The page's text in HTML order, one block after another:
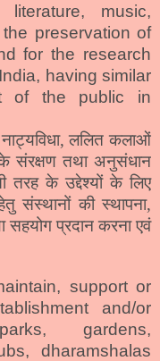
music,
preservation of
for the research
India, having similar
of the public in
नाट्यविधा, ललित कलाओं
के संरक्षण तथा अनुसंधान
के उद्देश्यों के लिए
संस्थानों की स्थापना,
प्रदान करना एवं
support or
and/or
gardens,
dharamshalas